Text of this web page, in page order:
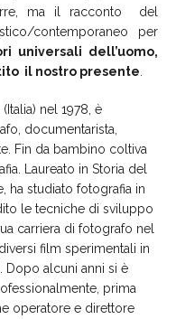
ma il racconto del
contemporaneo per
universali dell’uomo,
il nostro presente
nel 1978, è
documentarista,
Fin da bambino coltiva
Laureato in Storia del
ha studiato fotografia in
le tecniche di sviluppo
carriera di fotografo nel
film sperimentali in
Dopo alcuni anni si è
prima
operatore e direttore